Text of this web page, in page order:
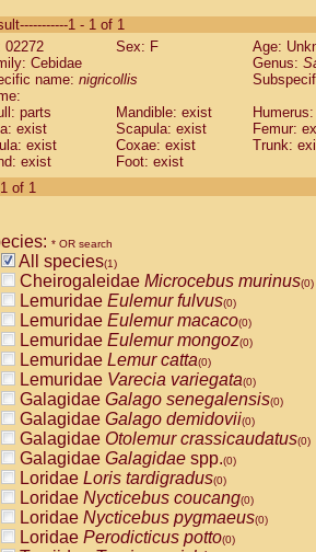
CebidaeSaguinus labiatus(0)
Cebidae Saguinus leucopus (0)
Cebidae
CebidaeSaguinus mystax
Cebidae Saguinus nigricollis (1)
Cebidae Saguinus oedipus
Cebidae Saguinus weddelli
Cebidae Saguinusspp.
Cebidae
CebidaeCebus capucinus
CebidaeCebus nigrivittatus
CebidaeCebus spp.(0)
CebidaeSaimiri boliviensis(0)
CebidaeSaimiri sciureus(0)
AtelidaeAlouatta caraya(0)
AtelidaeAlouatta fusca(0)
AtelidaeAlouatta seniculus(0)
AtelidaeAlouattaspp.(0)
AtelidaeAteles belzebuth(0)
AtelidaeAteles geoffroyi(0)
AtelidaeAteles paniscus(0)
AtelidaeAtelesspp.(0)
AtelidaeLagothrix lagothricha(0)
AtelidaeLagothrix lagothricha cana
PitheciidaeCacajao calvus
1 - 1 of 1
02272
Sex: F
Age:
Cebidae
Genus:
name: nigricollis
parts
Mandible: exist
exist
Scapula: exist
Femur:
exist
Coxae: exist
Trunk:
exist
Foot: exist
of 1
* OR search
All species(1)
Cheirogaleidae Microcebus murinus(0)
Lemuridae Eulemur fulvus(0)
Lemuridae Eulemur macaco(0)
Lemuridae Eulemur mongoz(0)
Lemuridae Lemur catta(0)
Lemuridae Varecia variegata(0)
Galagidae Galago senegalensis(0)
Galagidae Galago demidovii(0)
Galagidae Otolemur crassicaudatus(0)
Galagidae Galagidae spp.(0)
Loridae Loris tardigradus(0)
Loridae Nycticebus coucang(0)
Loridae Nycticebus pygmaeus(0)
Loridae Perodicticus potto(0)